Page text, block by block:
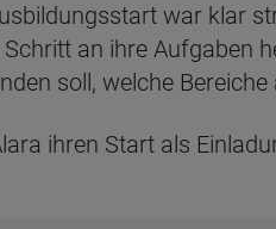
war klar
an ihre Aufgaben
soll, welche
ihren Start als